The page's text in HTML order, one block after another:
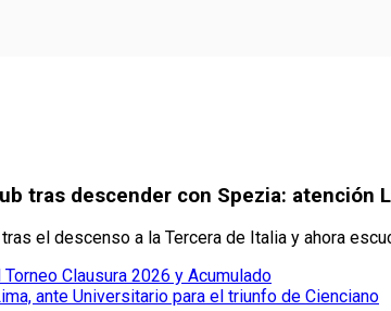
tras descender con Spezia: atención
el descenso a la Tercera de Italia y ahora
Clausura 2026 y Acumulado
ante Universitario para el triunfo de Cienciano